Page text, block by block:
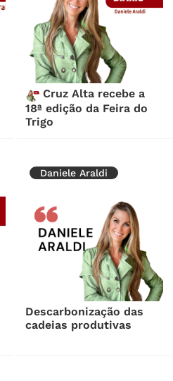
Cruz Alta recebe a
18ª edição da Feira do
Trigo
Daniele Araldi
Descarbonização das
cadeias produtivas